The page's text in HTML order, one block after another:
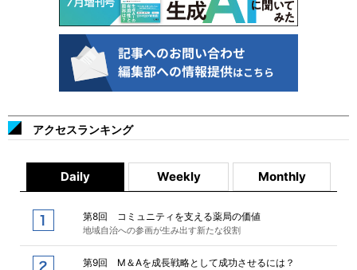
アクセスランキング
Daily Weekly Monthly
第8回 コミュニティを支える薬局の価値
地域自治への参画が生み出す新たな役割
第9回 M＆Aを成長戦略として成功させるには？